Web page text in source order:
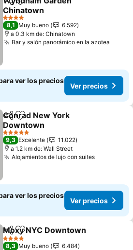
CompartirAñadir a favoritos
Chinatown
Ver precios
4 Estrellas
8,1 Muy bueno
6.592
a 0.3 km de: Chinatown
Bar y salón panorámico en la azotea
ver los precios
Ver precios
CompartirAñadir a favoritos
Conrad New York
Downtown
Ver precios
5 Estrellas
9,3 Excelente
11.022
a 1.2 km de: Wall Street
Alojamientos de lujo con suitesVer
ver los precios
Ver precios
CompartirAñadir a favoritos
Moxy NYC Downtown
4 Estrellas
8,3 Muy bueno
6.484